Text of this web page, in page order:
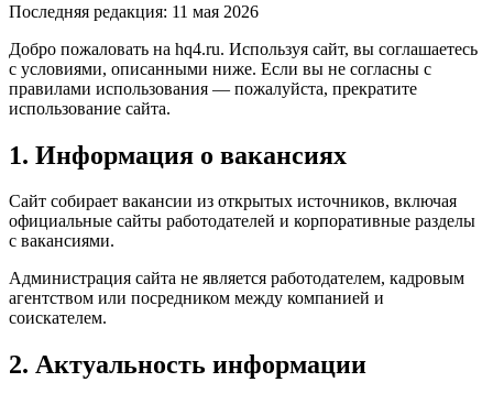
Последняя редакция: 11 мая 2026
Добро пожаловать на hq4.ru. Используя сайт, вы соглашаетесь
с условиями, описанными ниже. Если вы не согласны с
правилами использования — пожалуйста, прекратите
использование сайта.
1. Информация о вакансиях
Сайт собирает вакансии из открытых источников, включая
официальные сайты работодателей и корпоративные разделы
с вакансиями.
Администрация сайта не является работодателем, кадровым
агентством или посредником между компанией и
соискателем.
2. Актуальность информации